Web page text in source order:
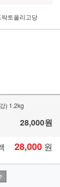
토올리고당
) 1.2kg
28,000원
28,000 원
?